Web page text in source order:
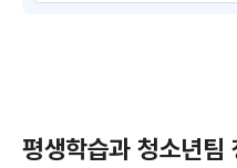
평생학습과 청소년팀